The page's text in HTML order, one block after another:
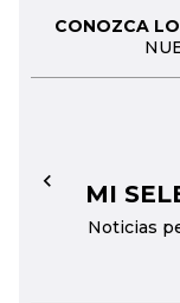
CONOZCA
MI
Noticias
←